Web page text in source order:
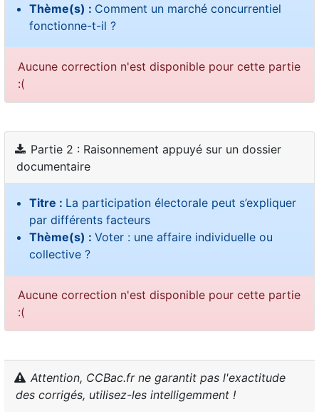
Thème(s) : Comment un marché concurrentiel
fonctionne-t-il ?
Aucune correction n'est disponible pour cette partie
:(
Partie 2 : Raisonnement appuyé sur un dossier
documentaire
Titre : La participation électorale peut s’expliquer
par différents facteurs
Thème(s) : Voter : une affaire individuelle ou
collective ?
Aucune correction n'est disponible pour cette partie
:(
Attention, CCBac.fr ne garantit pas l'exactitude
des corrigés, utilisez-les intelligemment !